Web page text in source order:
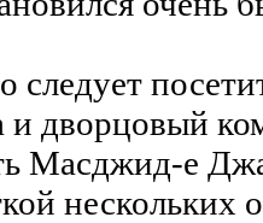
следует
дворцовый
Масджид-е
нескольких